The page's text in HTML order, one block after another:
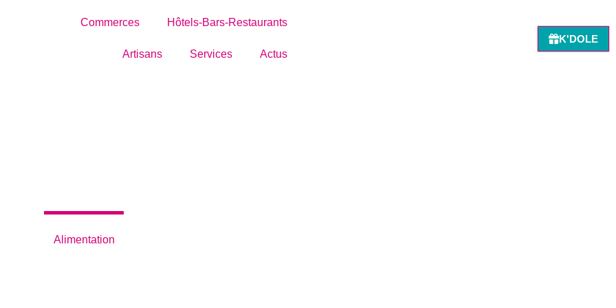
Commerces Hôtels-Bars-Restaurants
Artisans Services Actus
K'DOLE
Alimentation